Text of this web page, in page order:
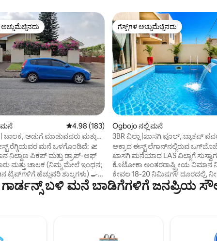
12 ವಿಮರ್ಶೆಗಳು
ಹೆಚ್ಚು ಅಚ್ಚುಮೆಚ್ಚಿನದು
ಮನೆ 5 ರಲ್ಲಿ 4.98 ಸರಾಸರಿ ರೇಟಿಂಗ್, 183 ವಿಮರ್ಶೆಗಳು
4.98 (183)
ಅಡುಗೆ ಮಾಡುವವರು ಮತ್ತು
ರೆಗ್ಗಿಯವರ ಮನೆ ಒಳಗೊಂಡಿದೆ: 🛫
ನಿಲ್ದಾಣ ಪಿಕಪ್ ಮತ್ತು ಡ್ರಾಪ್-ಆಫ್
ಮತ್ತು ಚಾಲಕ (ನಿಮ್ಮ ಮೇಲೆ ಇಂಧನ;
ಟ್ರಿಪ್‌ಗಳಿಗೆ ಹೆಚ್ಚುವರಿ ಶುಲ್ಕಗಳು) 🍳
(ದಿನಸಿಗಳನ್ನು ಸೇರಿಸಲಾಗಿಲ್ಲ)
(ಚಹಾ, ಕಾಫಿ,
ವೈಫೈ,
ಗೆಸ್ಟ್‌ಗಳ ಅಚ್ಚುಮೆಚ್ಚಿನದು
ಗೆಸ್ಟ್‌ಗಳ ಅಚ್ಚುಮೆಚ್ಚಿನದು
Ogbojo ನಲ್ಲಿ ಮನೆ
3BR ವಿಲ್ಲಾ |ಖಾಸಗಿ ಪೂಲ್, ಬ್ಯಾಕಪ್
ಲೆಗಾನ್
ಆಕ್ರಾದ ಈಸ್ಟ್ ಲೆಗಾನ್‌ನಲ್ಲಿರುವ
ಖಾಸಗಿ ಮನೆಯಾದ LAS ವಿಲ್ಲಾಗೆ
ಕೊಟೋಕಾ ಅಂತರರಾಷ್ಟ್ರೀಯ ವಿಮಾನ
ಕೇವಲ 18-20 ನಿಮಿಷಗಳ ದೂರದಲ್ಲಿ,
ಅತ್ಯುತ್ತಮ ರೆಸ್ಟೋರೆಂಟ್‌ಗಳು,
ರಾತ್ರಿಜೀವನದ ಹತ್ತಿರದಲ್ಲಿರುತ್ತೀರಿ. ವಿಲ್ಲಾ ಮೂರು
ಆರಾಮವನ್ನು ಖಾತ್ರಿಪಡಿಸುತ್ತದೆ ಮತ್ತು ನಿಮ್ಮ
ಉದ್ದಕ್ಕೂ ಸಹಾಯ ಮಾಡಲು 24/7
ಬಳಿ ಮನೆ ಬಾಡಿಗೆಗಳಿಗೆ ಜನಪ್ರಿಯ